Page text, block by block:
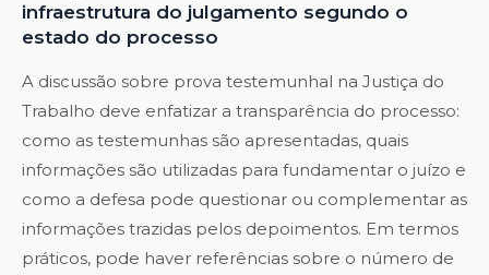
infraestrutura do julgamento segundo o
estado do processo
A discussão sobre prova testemunhal na Justiça do
Trabalho deve enfatizar a transparência do processo:
como as testemunhas são apresentadas, quais
informações são utilizadas para fundamentar o juízo e
como a defesa pode questionar ou complementar as
informações trazidas pelos depoimentos. Em termos
práticos, pode haver referências sobre o número de